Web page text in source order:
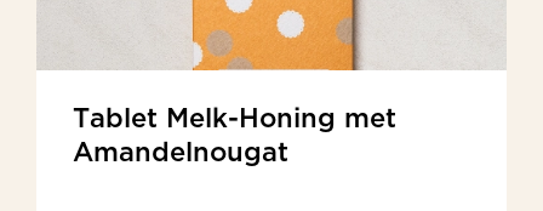
Tablet Melk-Honing met
Amandelnougat